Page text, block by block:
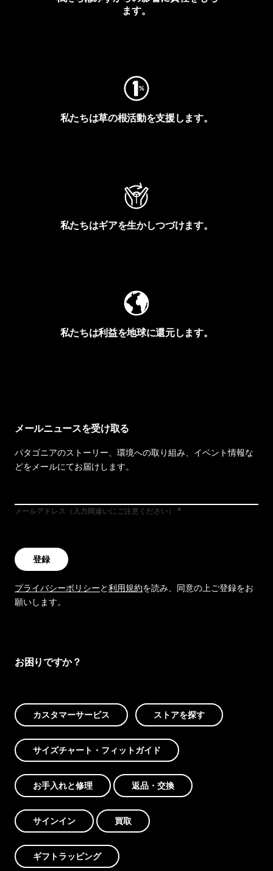
ます。
私たちは草の根活動を支援します。
私たちはギアを生かしつづけます。
私たちは利益を地球に還元します。
メールニュースを受け取る
パタゴニアのストーリー、環境への取り組み、イベント情報な
どをメールにてお届けします。
メールアドレス（入力間違いにご注意ください）
登録
プライバシーポリシーと利用規約を読み、同意の上ご登録をお
願いします。
お困りですか？
カスタマーサービス ストアを探す
サイズチャート・フィットガイド
お手入れと修理 返品・交換
サインイン 買取
ギフトラッピング